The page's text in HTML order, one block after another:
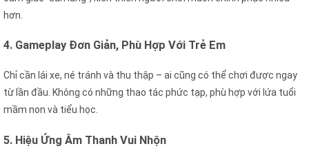
hơn.
4. Gameplay Đơn Giản, Phù Hợp Với Trẻ Em
Chỉ cần lái xe, né tránh và thu thập – ai cũng có thể chơi được ngay
từ lần đầu. Không có những thao tác phức tạp, phù hợp với lứa tuổi
mầm non và tiểu học.
5. Hiệu Ứng Âm Thanh Vui Nhộn